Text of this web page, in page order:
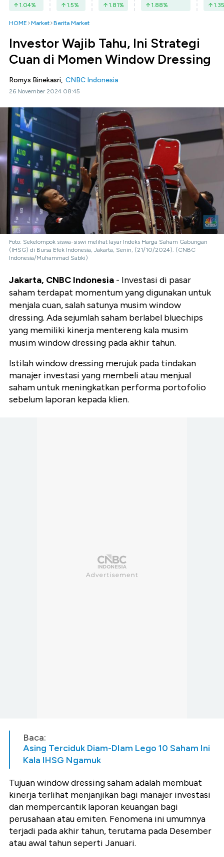
1.04% 1.5% 1.81% 1.88% 1.35
HOME Market Berita Market
Investor Wajib Tahu, Ini Strategi
Cuan di Momen Window Dressing
Romys Binekasri, CNBC Indonesia
26 November 2024 08:45
Foto: Sekelompok siswa-siswi melihat layar Indeks Harga Saham Gabungan
(IHSG) di Bursa Efek Indonesia, Jakarta, Senin, (21/10/2024). (CNBC
Indonesia/Muhammad Sabki)
Jakarta, CNBC Indonesia - Investasi di pasar
saham terdapat momentum yang digunakan untuk
menjala cuan, salah satunya musim window
dressing. Ada sejumlah saham berlabel bluechips
yang memiliki kinerja mentereng kala musim
musim window dressing pada akhir tahun.
Istilah window dressing merujuk pada tindakan
manajer investasi yang membeli atau menjual
saham untuk meningkatkan performa portofolio
sebelum laporan kepada klien.
Baca:
Asing Terciduk Diam-DIam Lego 10 Saham Ini
Kala IHSG Ngamuk
Tujuan window dressing saham adalah membuat
kinerja terlihat menjanjikan bagi manajer investasi
dan mempercantik laporan keuangan bagi
perusahaan atau emiten. Fenomena ini umumnya
terjadi pada akhir tahun, terutama pada Desember
atau awal tahun seperti Januari.